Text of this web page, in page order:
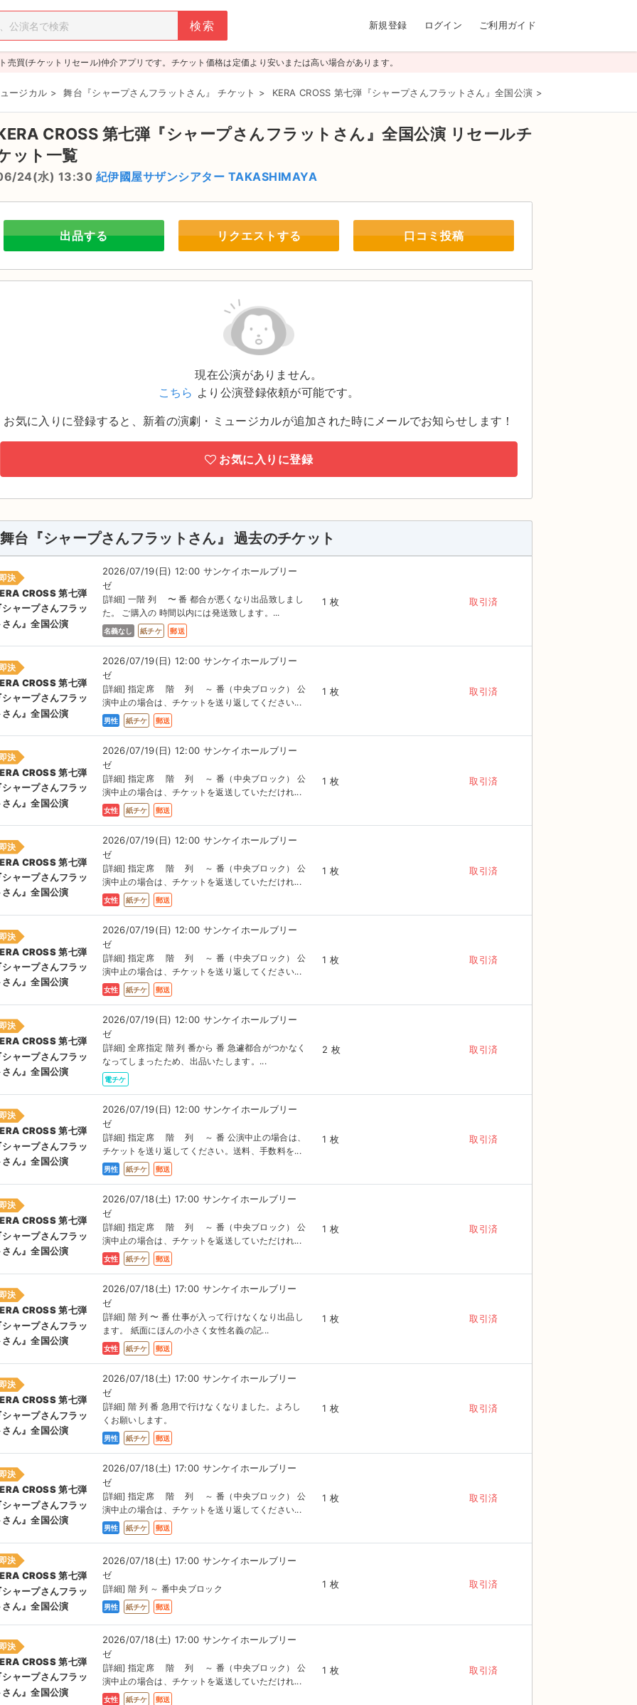
新規登録 ログイン ご利用ガイド
売買(チケットリセール)仲介アプリです。チケット価格は定価より安いまたは高い場合があります。
ージカル > 舞台『シャープさんフラットさん』 チケット > KERA CROSS 第七弾『シャープさんフラットさん』全国公演 >
CROSS 第七弾『シャープさんフラットさん』全国公演 リセールチ
ット一覧
24(水) 13:30 紀伊國屋サザンシアター TAKASHIMAYA
出品する リクエストする 口コミ投稿
現在公演がありません。
こちら より公演登録依頼が可能です。
お気に入りに登録すると、新着の演劇・ミュージカルが追加された時にメールでお知らせします！
お気に入りに登録
舞台『シャープさんフラットさん』 過去のチケット
決
CROSS 第七弾
シャープさんフラッ
さん』全国公演
2026/07/19(日) 12:00 サンケイホールブリー
ゼ
[詳細] 一階 列 〜 番 都合が悪くなり出品致しまし
た。 ご購入の 時間以内には発送致します。...
名義なし 紙チケ 郵送
1 枚 取引済
決
CROSS 第七弾
シャープさんフラッ
さん』全国公演
2026/07/19(日) 12:00 サンケイホールブリー
ゼ
[詳細] 指定席 階 列 ～ 番（中央ブロック） 公
演中止の場合は、チケットを送り返してください...
男性 紙チケ 郵送
1 枚 取引済
決
CROSS 第七弾
シャープさんフラッ
さん』全国公演
2026/07/19(日) 12:00 サンケイホールブリー
ゼ
[詳細] 指定席 階 列 ～ 番（中央ブロック） 公
演中止の場合は、チケットを返送していただけれ...
女性 紙チケ 郵送
1 枚 取引済
決
CROSS 第七弾
シャープさんフラッ
さん』全国公演
2026/07/19(日) 12:00 サンケイホールブリー
ゼ
[詳細] 指定席 階 列 ～ 番（中央ブロック） 公
演中止の場合は、チケットを返送していただけれ...
女性 紙チケ 郵送
1 枚 取引済
決
CROSS 第七弾
シャープさんフラッ
さん』全国公演
2026/07/19(日) 12:00 サンケイホールブリー
ゼ
[詳細] 指定席 階 列 ～ 番（中央ブロック） 公
演中止の場合は、チケットを送り返してください...
女性 紙チケ 郵送
1 枚 取引済
決
CROSS 第七弾
シャープさんフラッ
さん』全国公演
2026/07/19(日) 12:00 サンケイホールブリー
ゼ
[詳細] 全席指定 階 列 番から 番 急遽都合がつかなく
なってしまったため、出品いたします。...
電チケ
2 枚 取引済
決
CROSS 第七弾
シャープさんフラッ
さん』全国公演
2026/07/19(日) 12:00 サンケイホールブリー
ゼ
[詳細] 指定席 階 列 ～ 番 公演中止の場合は、
チケットを送り返してください。送料、手数料を...
男性 紙チケ 郵送
1 枚 取引済
決
CROSS 第七弾
シャープさんフラッ
さん』全国公演
2026/07/18(土) 17:00 サンケイホールブリー
ゼ
[詳細] 指定席 階 列 ～ 番（中央ブロック） 公
演中止の場合は、チケットを返送していただけれ...
女性 紙チケ 郵送
1 枚 取引済
決
CROSS 第七弾
シャープさんフラッ
さん』全国公演
2026/07/18(土) 17:00 サンケイホールブリー
ゼ
[詳細] 階 列 〜 番 仕事が入って行けなくなり出品し
ます。 紙面にほんの小さく女性名義の記...
女性 紙チケ 郵送
1 枚 取引済
決
CROSS 第七弾
シャープさんフラッ
さん』全国公演
2026/07/18(土) 17:00 サンケイホールブリー
ゼ
[詳細] 階 列 番 急用で行けなくなりました。よろし
くお願いします。
男性 紙チケ 郵送
1 枚 取引済
決
CROSS 第七弾
シャープさんフラッ
さん』全国公演
2026/07/18(土) 17:00 サンケイホールブリー
ゼ
[詳細] 指定席 階 列 ～ 番（中央ブロック） 公
演中止の場合は、チケットを送り返してください...
男性 紙チケ 郵送
1 枚 取引済
決
CROSS 第七弾
シャープさんフラッ
さん』全国公演
2026/07/18(土) 17:00 サンケイホールブリー
ゼ
[詳細] 階 列 ～ 番中央ブロック
男性 紙チケ 郵送
1 枚 取引済
決
CROSS 第七弾
シャープさんフラッ
さん』全国公演
2026/07/18(土) 17:00 サンケイホールブリー
ゼ
[詳細] 指定席 階 列 ～ 番（中央ブロック） 公
演中止の場合は、チケットを返送していただけれ...
女性 紙チケ 郵送
1 枚 取引済